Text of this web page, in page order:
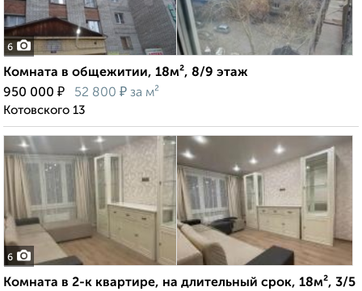
6
Комната в общежитии, 18м², 8/9 этаж
950 000 ₽ 52 800 ₽ за м²
Котовского 13
6
Комната в 2-к квартире, на длительный срок, 18м², 3/5